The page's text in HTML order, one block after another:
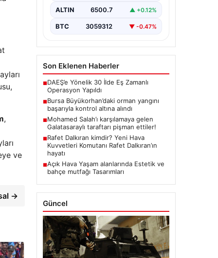
,
ve
→
yerel…
ALTIN 6500.7 ▲ +0.12%
BTC 3059312 ▼ -0.47%
Son Eklenen Haberler
■DAEŞ’e Yönelik 30 İlde Eş Zamanlı
Operasyon Yapıldı
■Bursa Büyükorhan’daki orman yangını
başarıyla kontrol altına alındı
■Mohamed Salah’ı karşılamaya gelen
Galatasaraylı taraftarı pişman ettiler!
■Rafet Dalkıran kimdir? Yeni Hava
Kuvvetleri Komutanı Rafet Dalkıran’ın
hayatı
■Açık Hava Yaşam alanlarında Estetik ve
bahçe mutfağı Tasarımları
Güncel